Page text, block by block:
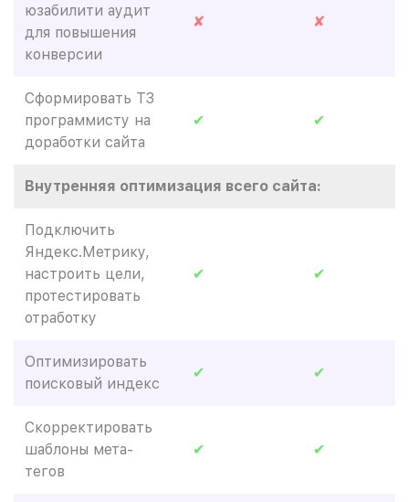
юзабилити аудит
для повышения
конверсии
✘ ✘
Сформировать ТЗ
программисту на
доработки сайта
✔ ✔
Внутренняя оптимизация всего сайта:
Подключить
Яндекс.Метрику,
настроить цели,
протестировать
отработку
✔ ✔
Оптимизировать
поисковый индекс
✔ ✔
Скорректировать
шаблоны мета-
тегов
✔ ✔